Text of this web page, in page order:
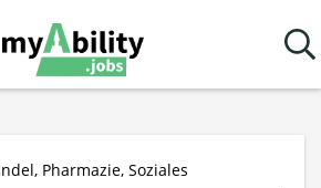
Pharmazie, Soziales